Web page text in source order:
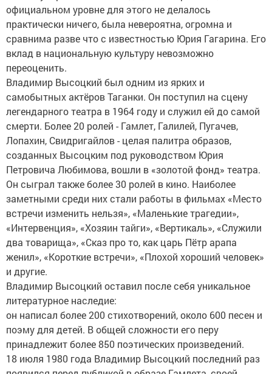
официальном уровне для этого не делалось
практически ничего, была невероятна, огромна и
сравнима разве что с известностью Юрия Гагарина. Его
вклад в национальную культуру невозможно
переоценить.
Владимир Высоцкий был одним из ярких и
самобытных актёров Таганки. Он поступил на сцену
легендарного театра в 1964 году и служил ей до самой
смерти. Более 20 ролей - Гамлет, Галилей, Пугачев,
Лопахин, Свидригайлов - целая палитра образов,
созданных Высоцким под руководством Юрия
Петровича Любимова, вошли в «золотой фонд» театра.
Он сыграл также более 30 ролей в кино. Наиболее
заметными среди них стали работы в фильмах «Место
встречи изменить нельзя», «Маленькие трагедии»,
«Интервенция», «Хозяин тайги», «Вертикаль», «Служили
два товарища», «Сказ про то, как царь Пётр арапа
женил», «Короткие встречи», «Плохой хороший человек»
и другие.
Владимир Высоцкий оставил после себя уникальное
литературное наследие:
он написал более 200 стихотворений, около 600 песен и
поэму для детей. В общей сложности его перу
принадлежит более 850 поэтических произведений.
18 июля 1980 года Владимир Высоцкий последний раз